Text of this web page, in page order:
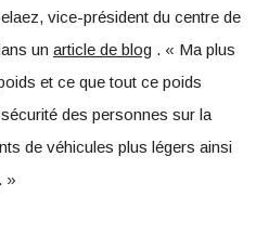
vice-président du centre de
un article de blog . « Ma plus
et ce que tout ce poids
des personnes sur la
de véhicules plus légers ainsi
»